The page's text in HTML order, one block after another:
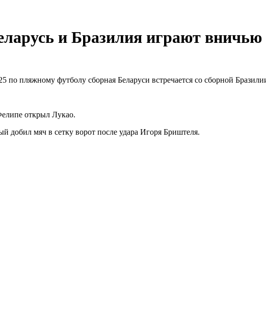
и Бразилия играют вничью
по пляжному футболу сборная Беларуси встречается со сборной
открыл Лукао.
добил мяч в сетку ворот после удара Игоря Бриштеля.